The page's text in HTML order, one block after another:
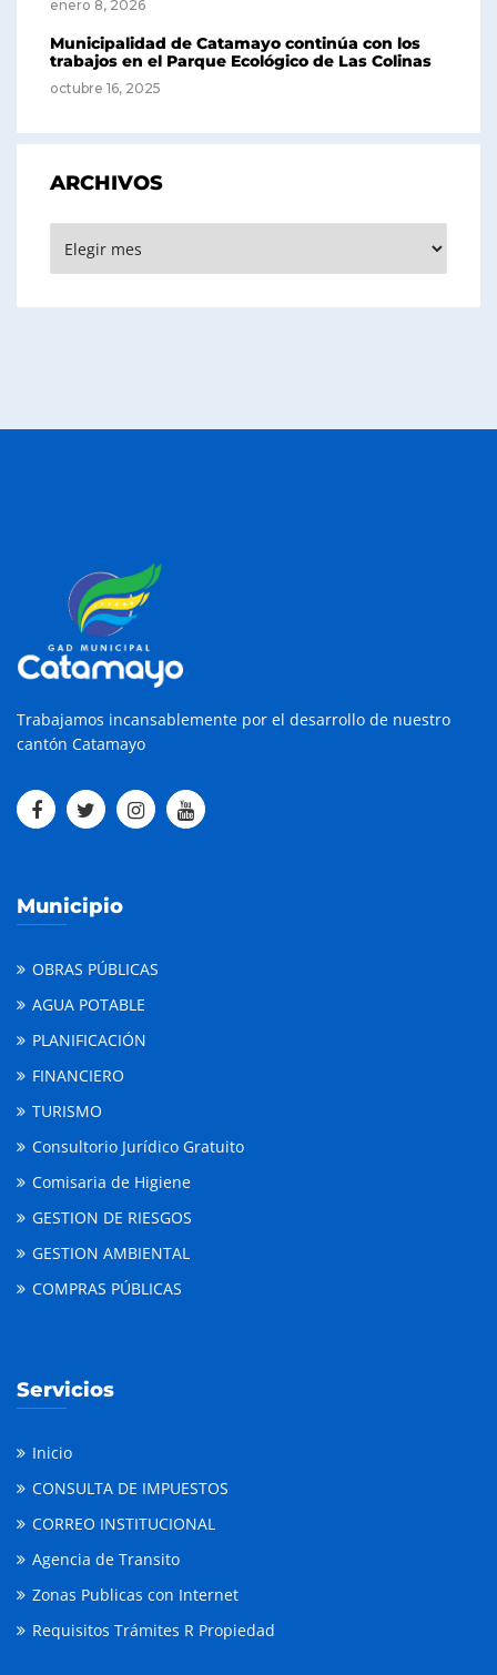
enero 8, 2026
Municipalidad de Catamayo continúa con los
trabajos en el Parque Ecológico de Las Colinas
octubre 16, 2025
ARCHIVOS
Trabajamos incansablemente por el desarrollo de nuestro
cantón Catamayo
Municipio
OBRAS PÚBLICAS
AGUA POTABLE
PLANIFICACIÓN
FINANCIERO
TURISMO
Consultorio Jurídico Gratuito
Comisaria de Higiene
GESTION DE RIESGOS
GESTION AMBIENTAL
COMPRAS PÚBLICAS
Servicios
Inicio
CONSULTA DE IMPUESTOS
CORREO INSTITUCIONAL
Agencia de Transito
Zonas Publicas con Internet
Requisitos Trámites R Propiedad